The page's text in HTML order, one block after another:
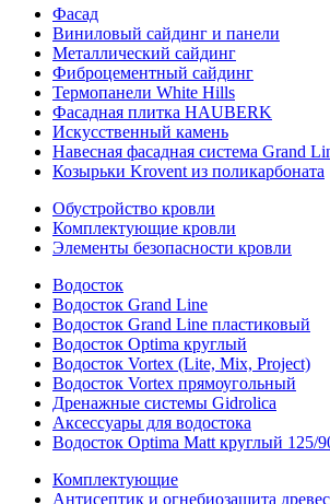
Фасад
Виниловый сайдинг и панели
Металлический сайдинг
Фиброцементный сайдинг
Термопанели White Hills
Фасадная плитка HAUBERK
Искусственный камень
Навесная фасадная система Grand
Козырьки Krovent из поликарбоната
Обустройство кровли
Комплектующие кровли
Элементы безопасности кровли
Водосток
Водосток Grand Line
Водосток Grand Line пластиковый
Водосток Optima круглый
Водосток Vortex (Lite, Mix, Project)
Водосток Vortex прямоугольный
Дренажные системы Gidrolica
Аксессуары для водостока
Водосток Optima Matt круглый 125/
Комплектующие
Антисептик и огнебиозащита